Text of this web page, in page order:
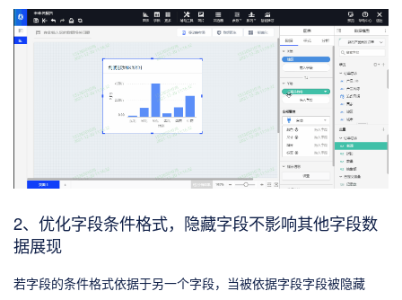
2、优化字段条件格式，隐藏字段不影响其他字段数
据展现
若字段的条件格式依据于另一个字段，当被依据字段字段被隐藏